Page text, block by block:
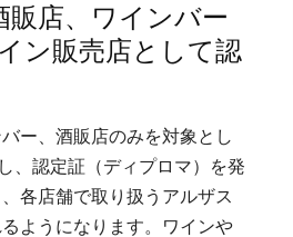
販店、ワインバー
ン販売店として認
ー、酒販店のみを対象とし
、認定証（ディプロマ）を発
各店舗で取り扱うアルザス
ようになります。ワインや